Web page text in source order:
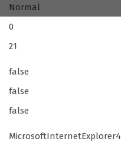
Normal
0
21
false
false
false
MicrosoftInternetExplorer4